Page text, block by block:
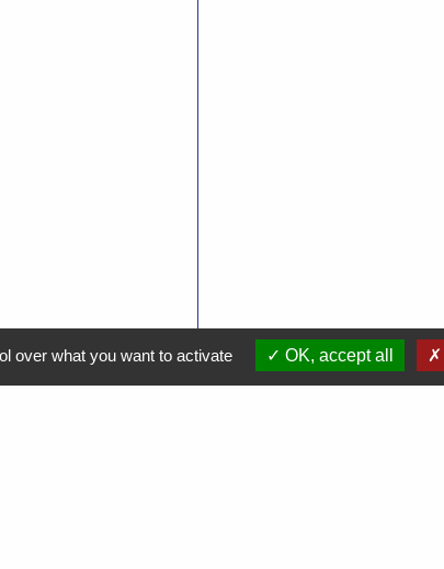
over what you want to activate OK, accept all